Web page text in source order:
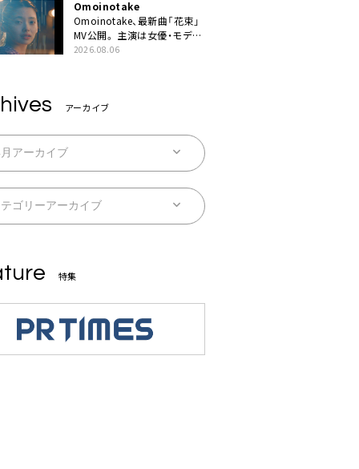
Omoinotake
Omoinotake、最新曲「花束」
MV公開。 主演は女優・モデル
の南 琴奈
2026.08.06
アーカイブ
特集